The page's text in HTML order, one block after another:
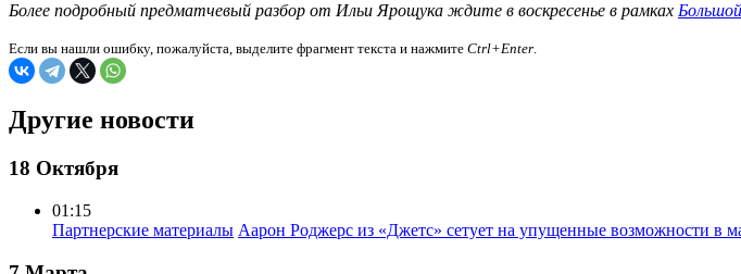
Более подробный предматчевый разбор от Ильи Ярощука ждите в воскресенье в рамках
Если вы нашли ошибку, пожалуйста, выделите фрагмент текста и нажмите Ctrl+Enter.
Другие новости
18 Октября
01:15
Партнерские материалы Аарон Роджерс из «Джетс» сетует на упущенные возможности в